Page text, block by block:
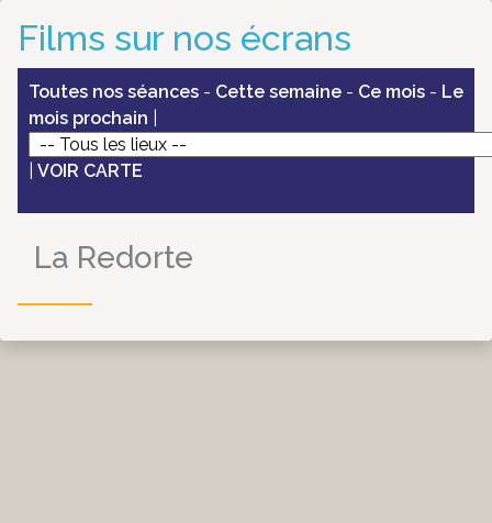
Films sur nos écrans
Toutes nos séances - Cette semaine - Ce mois - Le
mois prochain
VOIR CARTE
La Redorte